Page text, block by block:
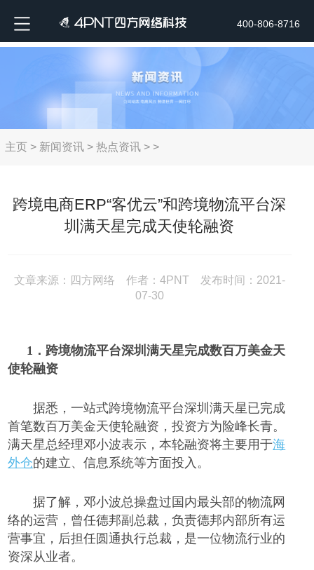
400-806-8716
主页> 新闻资讯> 热点资讯> >
跨境电商ERP“客优云”和跨境物流平台深
圳满天星完成天使轮融资
文章来源：四方网络 作者：4PNT 发布时间：2021-
07-30
1． 跨境物流平台深圳满天星完成数百万美金天
使轮融资
据悉，一站式跨境物流平台深圳满天星已完成
首笔数百万美金天使轮融资，投资方为险峰长青。
满天星总经理邓小波表示，本轮融资将主要用于海
外仓的建立、信息系统等方面投入。
据了解，邓小波总操盘过国内最头部的物流网
络的运营，曾任德邦副总裁，负责德邦内部所有运
营事宜，后担任圆通执行总裁，是一位物流行业的
资深从业者。